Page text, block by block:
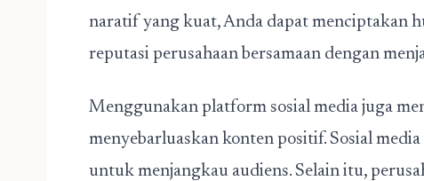
naratif yang kuat, Anda dapat menciptakan
reputasi perusahaan bersamaan dengan
Menggunakan platform sosial media juga
menyebarluaskan konten positif. Sosial
untuk menjangkau audiens. Selain itu,